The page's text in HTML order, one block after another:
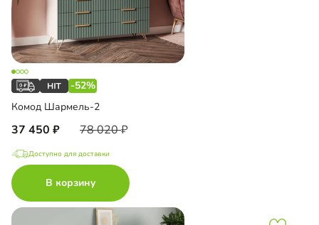
-52%
Комод Шармель-2
37 450 78 020
Доступно для доставки
В корзину